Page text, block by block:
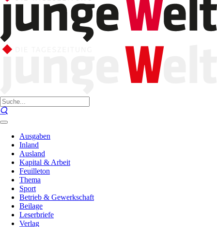
Ausgaben
Inland
Ausland
Kapital & Arbeit
Feuilleton
Thema
Sport
Betrieb & Gewerkschaft
Beilage
Leserbriefe
Verlag